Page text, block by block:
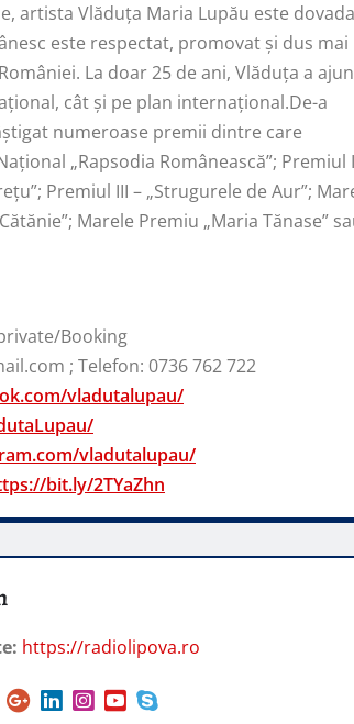
artista Vlăduța Maria Lupău este dovada
este respectat, promovat şi dus mai
La doar 25 de ani, Vlăduța a
cât şi pe plan internaţional.De-a
numeroase premii dintre care
„Rapsodia Românească”; Premiul
Premiul III – „Strugurele de Aur”;
Marele Premiu „Maria Tănase”
Booking
; Telefon: 0736 762 722
vladutalupau/
vladutalupau/
bit.ly/2TYaZhn
https://radiolipova.ro